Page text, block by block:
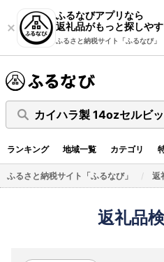
ふるなびアプリなら
返礼品がもっと探しやす
ふるさと納税サイト「ふるなび」
カイハラ製 14ozセルビ
ランキング 地域一覧 カテゴリ
ふるさと納税サイト「ふるなび」 返
返礼品